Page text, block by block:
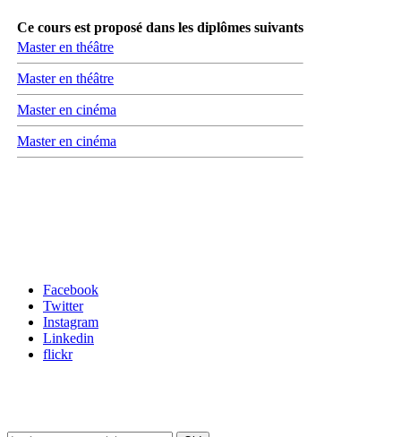
Ce cours est proposé dans les diplômes suivants
Master en théâtre
Master en théâtre
Master en cinéma
Master en cinéma
Facebook
Twitter
Instagram
Linkedin
flickr